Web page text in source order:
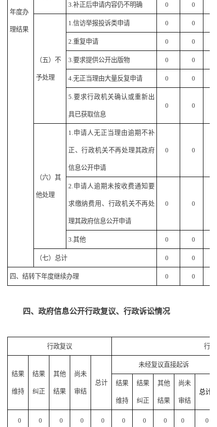
年度办
理结果
3.补正后申请内容仍不明确 0 0
（五）不
予处理
1.信访举报投诉类申请 0 0
2.重复申请 0 0
3.要求提供公开出版物 0 0
4.无正当理由大量反复申请 0 0
5.要求行政机关确认或重新出
具已获取信息
0 0
（六）其
他处理
1.申请人无正当理由逾期不补
正、行政机关不再处理其政府
信息公开申请
0 0
2.申请人逾期未按收费通知要
求缴纳费用、行政机关不再处
理其政府信息公开申请
0 0
3.其他 0 0
（七）总计 0 0
四、结转下年度继续办理 0 0
四、政府信息公开行政复议、行政诉讼情况
行政复议 行
结果
维持
结果
纠正
其他
结果
尚未
审结
总计
未经复议直接起诉
结果
维持
结果
纠正
其他
结果
尚未
审结
总计
0 0 0 0 0 0 0 0 0 0